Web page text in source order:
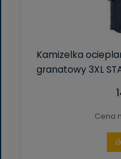
Kamizelka
granatowy 3XL
Cena